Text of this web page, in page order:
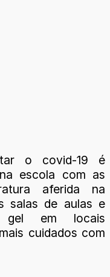
o covid-19 é
escola com as
aferida na
salas de aulas e
gel em locais
cuidados com